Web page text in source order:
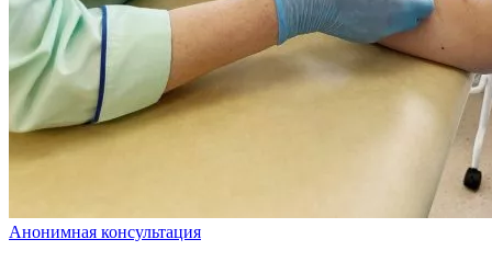
Анонимная консультация